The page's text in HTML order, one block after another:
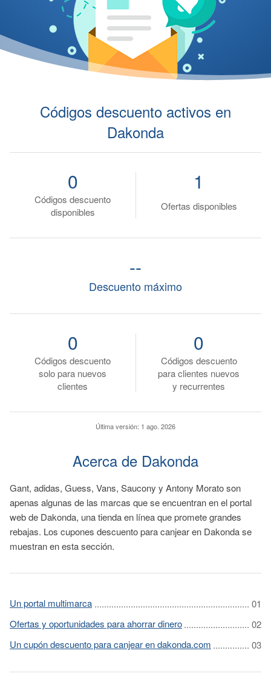
Códigos descuento activos en
Dakonda
Códigos descuento
disponibles
0
Ofertas disponibles
1
Descuento máximo
--
Códigos descuento
solo para nuevos
clientes
0
Códigos descuento
para clientes nuevos
y recurrentes
0
Última versión: 1 ago. 2026
Acerca de Dakonda
Gant, adidas, Guess, Vans, Saucony y Antony Morato son
apenas algunas de las marcas que se encuentran en el portal
web de Dakonda, una tienda en línea que promete grandes
rebajas. Los cupones descuento para canjear en Dakonda se
muestran en esta sección.
Un portal multimarca
Ofertas y oportunidades para ahorrar dinero
Un cupón descuento para canjear en dakonda.com